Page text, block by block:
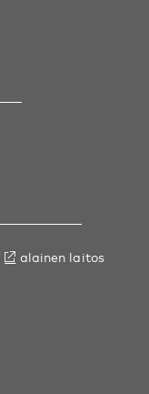
alainen laitos